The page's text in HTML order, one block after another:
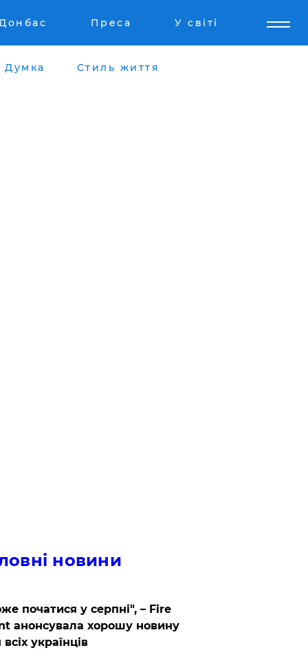
Преса У світі
Думка Стиль життя
новини
початися у серпні", – Fire
анонсувала хорошу новину
українців